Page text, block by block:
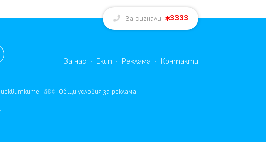
За сигнали: 3333
За нас Екип Реклама Контакти
Общи условия за реклама